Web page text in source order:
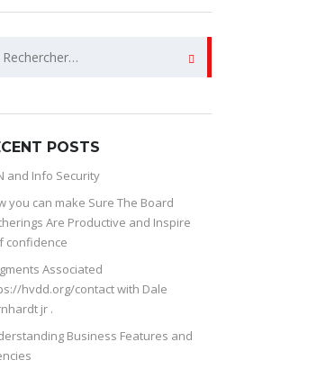
POSTS
and Info Security
you can make Sure The Board
Are Productive and Inspire
confidence
Associated
hvdd.org/contact with Dale
jr .
Business Features and